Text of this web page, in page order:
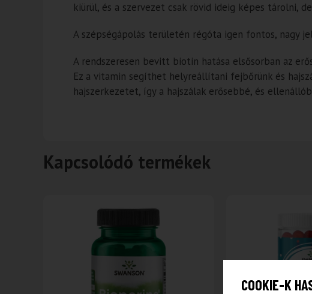
kiürül, és a szervezet csak rövid ideig képes tárolni,
A szépségápolás területén régóta igen fontos, nagy
A rendszeresen bevitt biotin hatása elsősorban az
Ez a vitamin segíthet helyreállítani fejbőrünk és
hajszerkezetet, így a hajszálak erősebbé, és
Kapcsolódó termékek
COOKIE-K